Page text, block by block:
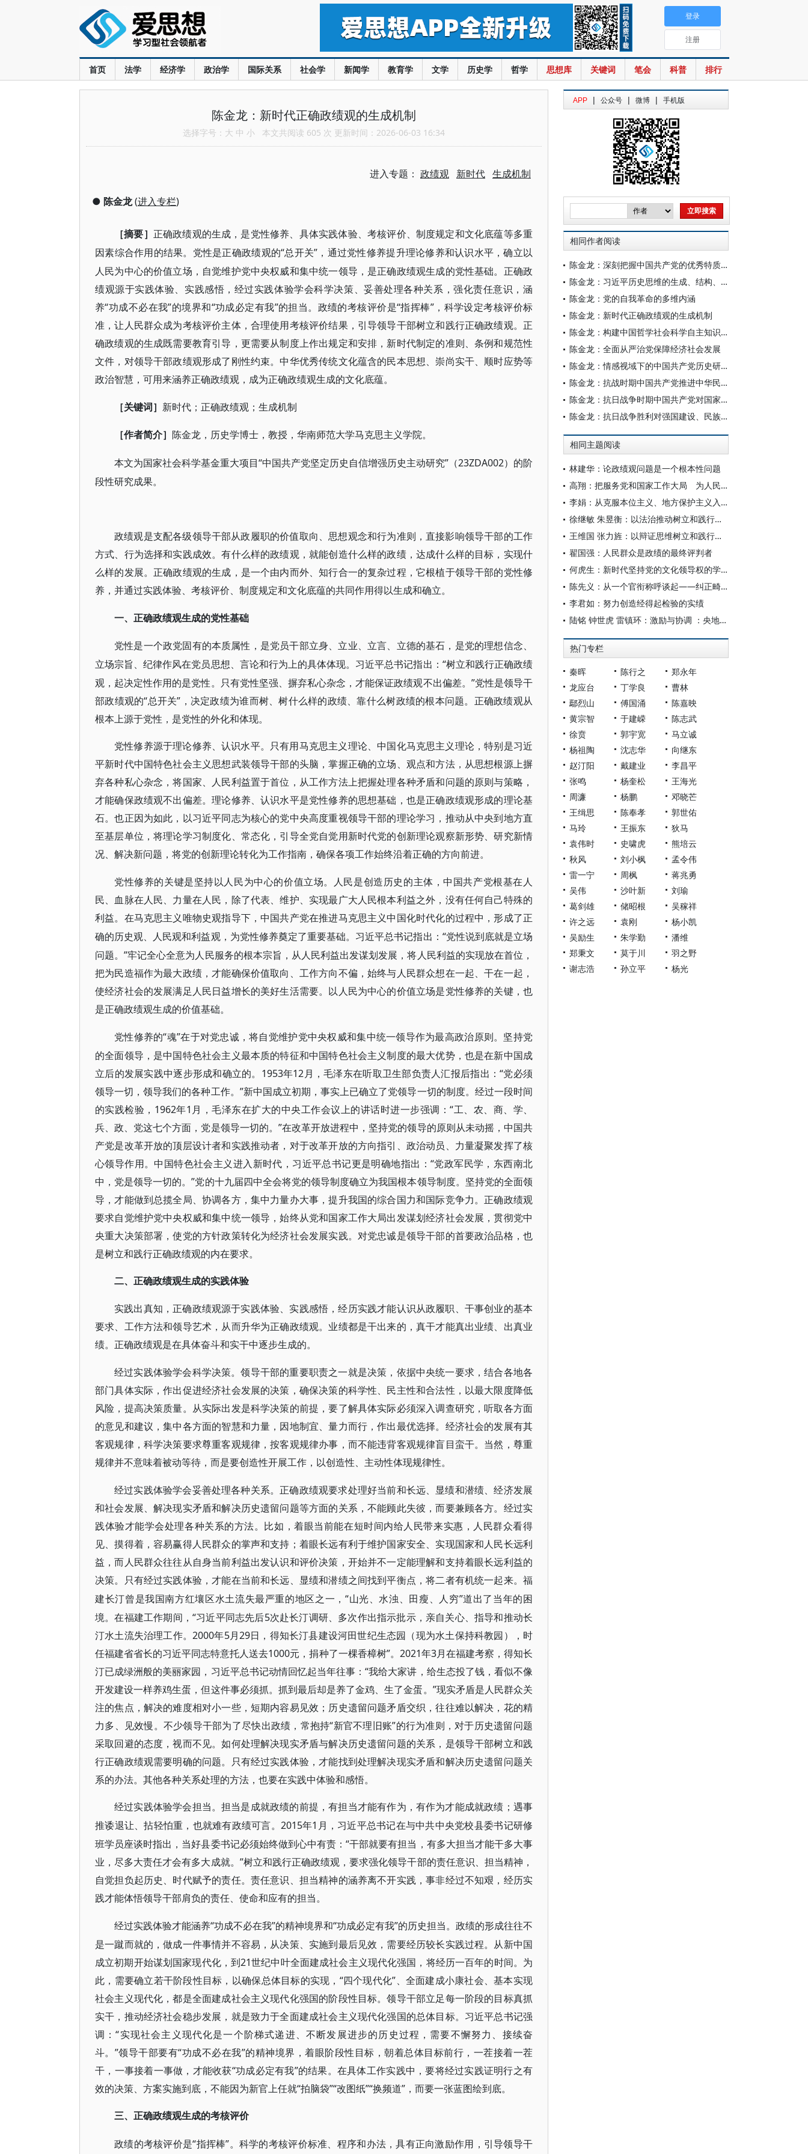
首页 法学 经济学 政治学 国际关系 社会学 新闻学 教育学 文学 历史学 哲学 思想库 关键词 笔会 科普 排行
登录
注册
陈金龙：新时代正确政绩观的生成机制
选择字号： 大 中 小 本文共阅读 605 次 更新时间：2026-06-03 16:34
进入专题： 政绩观 新时代 生成机制
● 陈金龙(进入专栏)
［摘要］ 正确政绩观的生成，是党性修养、具体实践体验、考核评价、制度规定和文化底蕴等多重
因素综合作用的结果。党性是正确政绩观的“总开关”，通过党性修养提升理论修养和认识水平，确立以
人民为中心的价值立场，自觉维护党中央权威和集中统一领导，是正确政绩观生成的党性基础。正确政
绩观源于实践体验、实践感悟，经过实践体验学会科学决策、妥善处理各种关系，强化责任意识，涵
养“功成不必在我”的境界和“功成必定有我”的担当。政绩的考核评价是“指挥棒”，科学设定考核评价标
准，让人民群众成为考核评价主体，合理使用考核评价结果，引导领导干部树立和践行正确政绩观。正
确政绩观的生成既需要教育引导，更需要从制度上作出规定和安排，新时代制定的准则、条例和规范性
文件，对领导干部政绩观形成了刚性约束。中华优秀传统文化蕴含的民本思想、崇尚实干、顺时应势等
政治智慧，可用来涵养正确政绩观，成为正确政绩观生成的文化底蕴。
［关键词］ 新时代；正确政绩观；生成机制
［作者简介］ 陈金龙，历史学博士，教授，华南师范大学马克思主义学院。
本文为国家社会科学基金重大项目 “中国共产党坚定历史自信增强历史主动研究”（23ZDA002）的阶
段性研究成果。
政绩观是支配各级领导干部从政履职的价值取向、思想观念和行为准则，直接影响领导干部的工作
方式、行为选择和实践成效。有什么样的政绩观，就能创造什么样的政绩，达成什么样的目标，实现什
么样的发展。正确政绩观的生成，是一个由内而外、知行合一的复杂过程，它根植于领导干部的党性修
养，并通过实践体验、考核评价、制度规定和文化底蕴的共同作用得以生成和确立。
一、正确政绩观生成的党性基础
党性是一个政党固有的本质属性，是党员干部立身、立业、立言、立德的基石，是党的理想信念、
立场宗旨、纪律作风在党员思想、言论和行为上的具体体现。习近平总书记指出： “树立和践行正确政绩
观，起决定性作用的是党性。只有党性坚强、摒弃私心杂念，才能保证政绩观不出偏差。”党性是领导干
部政绩观的“总开关”，决定政绩为谁而树、树什么样的政绩、靠什么树政绩的根本问题。正确政绩观从
根本上源于党性，是党性的外化和体现。
党性修养源于理论修养、认识水平。只有用马克思主义理论、中国化马克思主义理论，特别是习近
平新时代中国特色社会主义思想武装领导干部的头脑，掌握正确的立场、观点和方法，从思想根源上摒
弃各种私心杂念，将国家、人民利益置于首位，从工作方法上把握处理各种矛盾和问题的原则与策略，
才能确保政绩观不出偏差。理论修养、认识水平是党性修养的思想基础，也是正确政绩观形成的理论基
石。也正因为如此，以习近平同志为核心的党中央高度重视领导干部的理论学习，推动从中央到地方直
至基层单位，将理论学习制度化、常态化，引导全党自觉用新时代党的创新理论观察新形势、研究新情
况、解决新问题，将党的创新理论转化为工作指南，确保各项工作始终沿着正确的方向前进。
党性修养的关键是坚持以人民为中心的价值立场。人民是创造历史的主体，中国共产党根基在人
民、血脉在人民、力量在人民，除了代表、维护、实现最广大人民根本利益之外，没有任何自己特殊的
利益。在马克思主义唯物史观指导下，中国共产党在推进马克思主义中国化时代化的过程中，形成了正
确的历史观、人民观和利益观，为党性修养奠定了重要基础。习近平总书记指出： “党性说到底就是立场
问题。”牢记全心全意为人民服务的根本宗旨，从人民利益出发谋划发展，将人民利益的实现放在首位，
把为民造福作为最大政绩，才能确保价值取向、工作方向不偏，始终与人民群众想在一起、干在一起，
使经济社会的发展满足人民日益增长的美好生活需要。以人民为中心的价值立场是党性修养的关键，也
是正确政绩观生成的价值基础。
党性修养的“魂”在于对党忠诚，将自觉维护党中央权威和集中统一领导作为最高政治原则。坚持党
的全面领导，是中国特色社会主义最本质的特征和中国特色社会主义制度的最大优势，也是在新中国成
立后的发展实践中逐步形成和确立的。1953年12月，毛泽东在听取卫生部负责人汇报后指出：“党必须
领导一切，领导我们的各种工作。”新中国成立初期，事实上已确立了党领导一切的制度。经过一段时间
的实践检验，1962年1月，毛泽东在扩大的中央工作会议上的讲话时进一步强调：“工、农、商、学、
兵、政、党这七个方面，党是领导一切的。”在改革开放进程中，坚持党的领导的原则从未动摇，中国共
产党是改革开放的顶层设计者和实践推动者，对于改革开放的方向指引、政治动员、力量凝聚发挥了核
心领导作用。中国特色社会主义进入新时代，习近平总书记更是明确地指出：“党政军民学，东西南北
中，党是领导一切的。”党的十九届四中全会将党的领导制度确立为我国根本领导制度。坚持党的全面领
导，才能做到总揽全局、协调各方，集中力量办大事，提升我国的综合国力和国际竞争力。正确政绩观
要求自觉维护党中央权威和集中统一领导，始终从党和国家工作大局出发谋划经济社会发展，贯彻党中
央重大决策部署，使党的方针政策转化为经济社会发展实践。对党忠诚是领导干部的首要政治品格，也
是树立和践行正确政绩观的内在要求。
二、正确政绩观生成的实践体验
实践出真知，正确政绩观源于实践体验、实践感悟，经历实践才能认识从政履职、干事创业的基本
要求、工作方法和领导艺术，从而升华为正确政绩观。业绩都是干出来的，真干才能真出业绩、出真业
绩。正确政绩观是在具体奋斗和实干中逐步生成的。
经过实践体验学会科学决策。领导干部的重要职责之一就是决策，依据中央统一要求，结合各地各
部门具体实际，作出促进经济社会发展的决策，确保决策的科学性、民主性和合法性，以最大限度降低
风险，提高决策质量。从实际出发是科学决策的前提，要了解具体实际必须深入调查研究，听取各方面
的意见和建议，集中各方面的智慧和力量，因地制宜、量力而行，作出最优选择。经济社会的发展有其
客观规律，科学决策要求尊重客观规律，按客观规律办事，而不能违背客观规律盲目蛮干。当然，尊重
规律并不意味着被动等待，而是要创造性开展工作，以创造性、主动性体现规律性。
经过实践体验学会妥善处理各种关系。正确政绩观要求处理好当前和长远、显绩和潜绩、经济发展
和社会发展、解决现实矛盾和解决历史遗留问题等方面的关系，不能顾此失彼，而要兼顾各方。经过实
践体验才能学会处理各种关系的方法。比如，着眼当前能在短时间内给人民带来实惠，人民群众看得
见、摸得着，容易赢得人民群众的掌声和支持；着眼长远有利于维护国家安全、实现国家和人民长远利
益，而人民群众往往从自身当前利益出发认识和评价决策，开始并不一定能理解和支持着眼长远利益的
决策。只有经过实践体验，才能在当前和长远、显绩和潜绩之间找到平衡点，将二者有机统一起来。福
建长汀曾是我国南方红壤区水土流失最严重的地区之一， “山光、水浊、田瘦、人穷”道出了当年的困
境。在福建工作期间，“习近平同志先后5次赴长汀调研、多次作出指示批示，亲自关心、指导和推动长
汀水土流失治理工作。2000年5月29日，得知长汀县建设河田世纪生态园（现为水土保持科教园），时
任福建省省长的习近平同志特意托人送去1000元，捐种了一棵香樟树”。2021年3月在福建考察，得知长
汀已成绿洲般的美丽家园，习近平总书记动情回忆起当年往事：“我给大家讲，给生态投了钱，看似不像
开发建设一样养鸡生蛋，但这件事必须抓。抓到最后却是养了金鸡、生了金蛋。”现实矛盾是人民群众关
注的焦点，解决的难度相对小一些，短期内容易见效；历史遗留问题矛盾交织，往往难以解决，花的精
力多、见效慢。不少领导干部为了尽快出政绩，常抱持“新官不理旧账”的行为准则，对于历史遗留问题
采取回避的态度，视而不见。如何处理解决现实矛盾与解决历史遗留问题的关系，是领导干部树立和践
行正确政绩观需要明确的问题。只有经过实践体验，才能找到处理解决现实矛盾和解决历史遗留问题关
系的办法。其他各种关系处理的方法，也要在实践中体验和感悟。
经过实践体验学会担当。担当是成就政绩的前提，有担当才能有作为，有作为才能成就政绩；遇事
推诿退让、拈轻怕重，也就难有政绩可言。 2015年1月，习近平总书记在与中共中央党校县委书记研修
班学员座谈时指出，当好县委书记必须始终做到心中有责：“干部就要有担当，有多大担当才能干多大事
业，尽多大责任才会有多大成就。”树立和践行正确政绩观，要求强化领导干部的责任意识、担当精神，
自觉担负起历史、时代赋予的责任。责任意识、担当精神的涵养离不开实践，事非经过不知艰，经历实
践才能体悟领导干部肩负的责任、使命和应有的担当。
经过实践体验才能涵养“功成不必在我”的精神境界和“功成必定有我”的历史担当。政绩的形成往往不
是一蹴而就的，做成一件事情并不容易，从决策、实施到最后见效，需要经历较长实践过程。从新中国
成立初期开始谋划国家现代化，到21世纪中叶全面建成社会主义现代化强国，将经历一百年的时间。为
此，需要确立若干阶段性目标，以确保总体目标的实现，“四个现代化”、全面建成小康社会、基本实现
社会主义现代化，都是全面建成社会主义现代化强国的阶段性目标。领导干部立足每一阶段的目标真抓
实干，推动经济社会稳步发展，就是致力于全面建成社会主义现代化强国的总体目标。习近平总书记强
调：“实现社会主义现代化是一个阶梯式递进、不断发展进步的历史过程，需要不懈努力、接续奋
斗。”领导干部要有“功成不必在我”的精神境界，着眼阶段性目标，朝着总体目标前行，一茬接着一茬
干，一事接着一事做，才能收获“功成必定有我”的结果。在具体工作实践中，要将经过实践证明行之有
效的决策、方案实施到底，不能因为新官上任就“拍脑袋”“改图纸”“换频道”，而要一张蓝图绘到底。
三、正确政绩观生成的考核评价
政绩的考核评价是“指挥棒”。科学的考核评价标准、程序和办法，具有正向激励作用，引导领导干
APP | 公众号 | 微博 | 手机版
相同作者阅读
陈金龙：深刻把握中国共产党的优秀特质的丰富意蕴
陈金龙：习近平历史思维的生成、结构、特征与功能
陈金龙：党的自我革命的多维内涵
陈金龙：新时代正确政绩观的生成机制
陈金龙：构建中国哲学社会科学自主知识体系的历史基础
陈金龙：全面从严治党保障经济社会发展
陈金龙：情感视域下的中国共产党历史研究
陈金龙：抗战时期中国共产党推进中华民族共同体建设的历史贡献
陈金龙：抗日战争时期中国共产党对国家现代化的探索
陈金龙：抗日战争胜利对强国建设、民族复兴的历史贡献
相同主题阅读
林建华：论政绩观问题是一个根本性问题
高翔：把服务党和国家工作大局 为人民做学问作为真正的政绩
李娟：从克服本位主义、地方保护主义入手端正政绩观
徐继敏 朱昱衡：以法治推动树立和践行正确政绩观
王维国 张力旌：以辩证思维树立和践行正确政绩观
翟国强：人民群众是政绩的最终评判者
何虎生：新时代坚持党的文化领导权的学理蕴含和逻辑向度
陈先义：从一个官衔称呼谈起——纠正畸形政绩观和“官本位”思想
李君如：努力创造经得起检验的实绩
陆铭 钟世虎 雷镇环：激励与协调 ：央地关系的空间政治经济学
热门专栏
秦晖 陈行之
郑永年
龙应台
丁学良
曹林
鄢烈山
傅国涌
陈嘉映
黄宗智
于建嵘
陈志武
徐贲
郭宇宽
马立诚
杨祖陶
沈志华
向继东
赵汀阳
戴建业
李昌平
张鸣
杨奎松
王海光
周濂
杨鹏
邓晓芒
王缉思
陈奉孝
郭世佑
马玲
王振东
狄马
袁伟时
史啸虎
熊培云
秋风
刘小枫
孟令伟
雷一宁
周枫
蒋兆勇
吴伟
沙叶新
刘瑜
葛剑雄
储昭根
吴稼祥
许之远
袁刚
杨小凯
吴励生
朱学勤
潘维
郑秉文
莫于川
羽之野
谢志浩
孙立平 杨光